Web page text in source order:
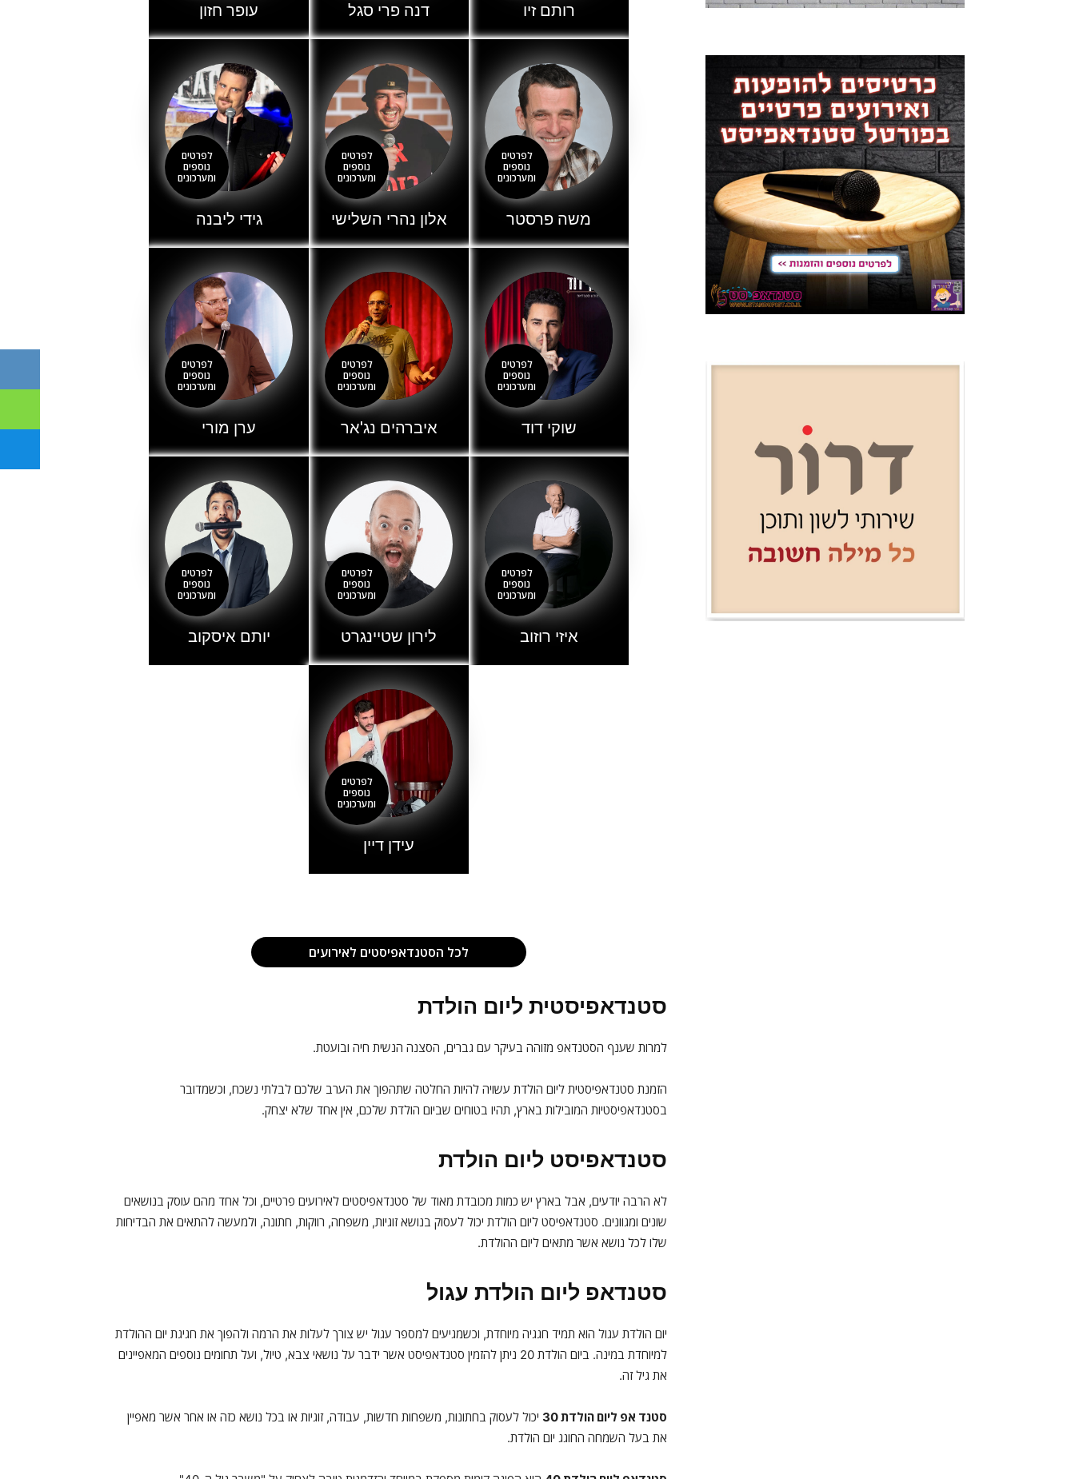
רותם זיו דנה פרי סגל עופר חזון
משה פרסטר
לפרטים
נוספים
ומערכונים
אלון נהרי השלישי
לפרטים
נוספים
ומערכונים
גידי ליבנה
לפרטים
נוספים
ומערכונים
שוקי דוד
לפרטים
נוספים
ומערכונים
איברהים נג'אר
לפרטים
נוספים
ומערכונים
ערן מורי
לפרטים
נוספים
ומערכונים
איזי רוזוב
לפרטים
נוספים
ומערכונים
לירון שטיינגרט
לפרטים
נוספים
ומערכונים
יותם איסקוב
לפרטים
נוספים
ומערכונים
עידן דיין
לפרטים
נוספים
ומערכונים
לכל הסטנדאפיסטים לאירועים
סטנדאפיסטית ליום הולדת
למרות שענף הסטנדאפ מזוהה בעיקר עם גברים, הסצנה הנשית חיה ובועטת.
הזמנת סטנדאפיסטית ליום הולדת עשויה להיות החלטה שתהפוך את הערב שלכם לבלתי נשכח, וכשמדובר
בסטנדאפיסטיות המובילות בארץ, תהיו בטוחים שביום הולדת שלכם, אין אחד שלא יצחק.
סטנדאפיסט ליום הולדת
לא הרבה יודעים, אבל בארץ יש כמות מכובדת מאוד של סטנדאפיסטים לאירועים פרטיים, וכל אחד מהם עוסק בנושאים
שונים ומגוונים. סטנדאפיסט ליום הולדת יכול לעסוק בנושא זוגיות, משפחה, רווקות, חתונה, ולמעשה להתאים את הבדיחות
שלו לכל נושא אשר מתאים ליום ההולדת.
סטנדאפ ליום הולדת עגול
יום הולדת עגול הוא תמיד חגגיה מיוחדת, וכשמגיעים למספר עגול יש צורך לעלות את הרמה ולהפוך את חגיגת יום ההולדת
למיוחדת במינה. ביום הולדת 20 ניתן להזמין סטנדאפיסט אשר ידבר על נושאי צבא, טיול, ועל תחומים נוספים המאפיינים
את גיל זה.
סטנד אפ ליום הולדת 30
יכול לעסוק בחתונות, משפחות חדשות, עבודה, זוגיות או בכל נושא כזה או אחר אשר מאפיין
את בעל השמחה החוגג יום הולדת.